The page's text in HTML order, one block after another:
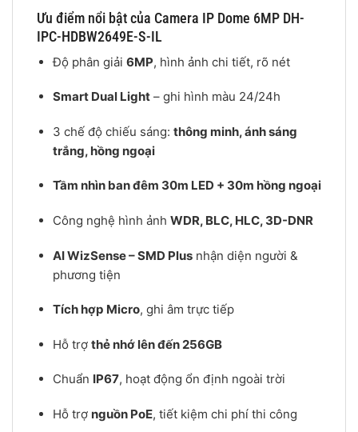
Ưu điểm nổi bật của Camera IP Dome 6MP DH-
IPC-HDBW2649E-S-IL
Độ phân giải 6MP, hình ảnh chi tiết, rõ nét
Smart Dual Light– ghi hình màu 24/24h
3 chế độ chiếu sáng: thông minh, ánh sáng
trắng, hồng ngoại
Tầm nhìn ban đêm 30m LED + 30m hồng ngoại
Công nghệ hình ảnh WDR, BLC, HLC, 3D-DNR
AI WizSense – SMD Plusnhận diện người &
phương tiện
Tích hợp Micro, ghi âm trực tiếp
Hỗ trợ thẻ nhớ lên đến 256GB
Chuẩn IP67, hoạt động ổn định ngoài trời
Hỗ trợ nguồn PoE, tiết kiệm chi phí thi công